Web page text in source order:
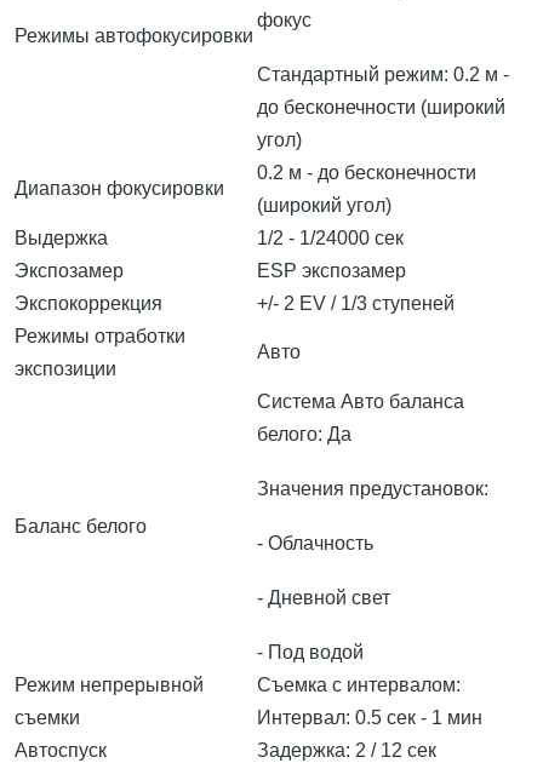
Режимы автофокусировки
фокус
Стандартный режим: 0.2 м -
до бесконечности (широкий
угол)
Диапазон фокусировки
0.2 м - до бесконечности
(широкий угол)
Выдержка
1/2 - 1/24000 сек
Экспозамер
ESP экспозамер
Экспокоррекция
+/- 2 EV / 1/3 ступеней
Режимы отработки
экспозиции
Авто
Баланс белого
Система Авто баланса
белого: Да
Значения предустановок:
- Облачность
- Дневной свет
- Под водой
Режим непрерывной
съемки
Съемка с интервалом:
Интервал: 0.5 сек - 1 мин
Автоспуск
Задержка: 2 / 12 сек